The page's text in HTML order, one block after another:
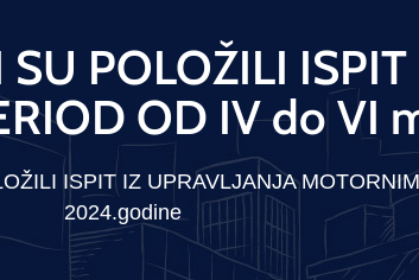
POLOŽILI ISPIT
OD IV do VI
ISPIT IZ UPRAVLJANJA
2024.godine